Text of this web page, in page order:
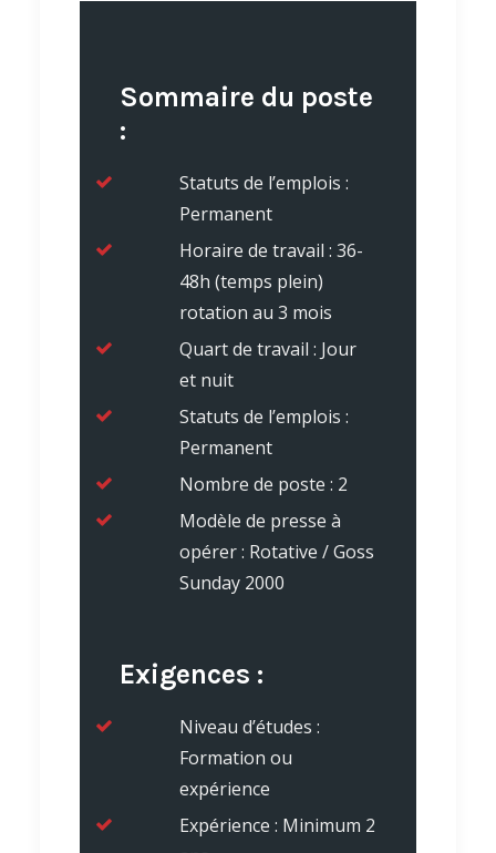
Sommaire du poste
:
Statuts de l’emplois :
Permanent
Horaire de travail : 36-
48h (temps plein)
rotation au 3 mois
Quart de travail : Jour
et nuit
Statuts de l’emplois :
Permanent
Nombre de poste : 2
Modèle de presse à
opérer : Rotative / Goss
Sunday 2000
Exigences :
Niveau d’études :
Formation ou
expérience
Expérience : Minimum 2